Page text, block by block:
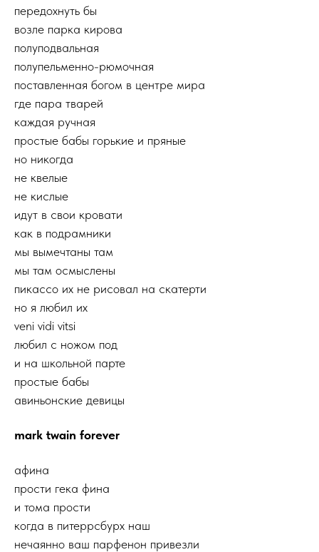
передохнуть бы
возле парка кирова
полуподвальная
полупельменно-рюмочная
поставленная богом в центре мира
где пара тварей
каждая ручная
простые бабы горькие и пряные
но никогда
не квелые
не кислые
идут в свои кровати
как в подрамники
мы вымечтаны там
мы там осмыслены
пикассо их не рисовал на скатерти
но я любил их
veni vidi vitsi
любил c ножом под
и на школьной парте
простые бабы
авиньонские девицы
mark twain forever
афина
прости гека фина
и тома прости
когда в питеррсбурх наш
нечаянно ваш парфенон привезли